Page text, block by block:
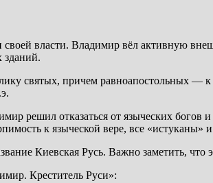
своей власти. Владимир вёл активную
зданий.
святых, причем равноапостольных —
решил отказаться от языческих
к языческой вере, все «истуканы»
Киевская Русь. Важно заметить, что
Креститель Руси»: